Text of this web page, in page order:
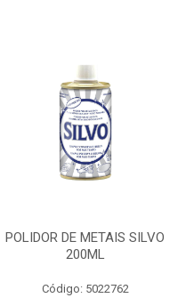
POLIDOR DE METAIS SILVO
200ML
Código: 5022762